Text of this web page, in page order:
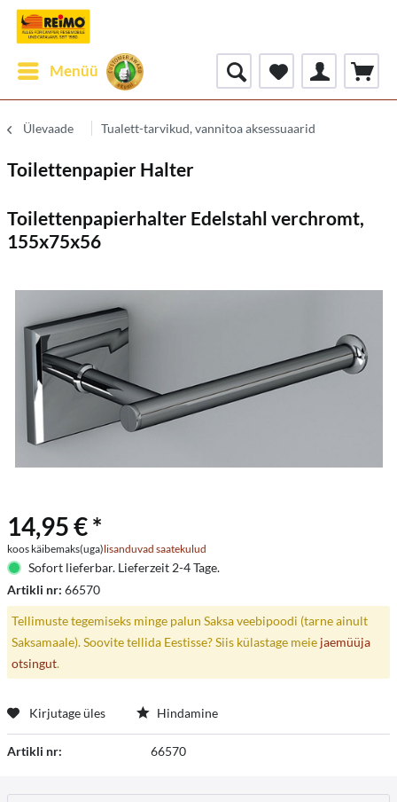
Menüü
Ülevaade Tualett-tarvikud, vannitoa aksessuaarid
Toilettenpapier Halter
Toilettenpapierhalter Edelstahl verchromt,
155x75x56
14,95 € *
koos käibemaks(uga)lisanduvad saatekulud
Sofort lieferbar. Lieferzeit 2-4 Tage.
Artikli nr: 66570
Tellimuste tegemiseks minge palun Saksa veebipoodi (tarne ainult
Saksamaale). Soovite tellida Eestisse? Siis külastage meie jaemüüja
otsingut.
Kirjutage üles Hindamine
Artikli nr: 66570